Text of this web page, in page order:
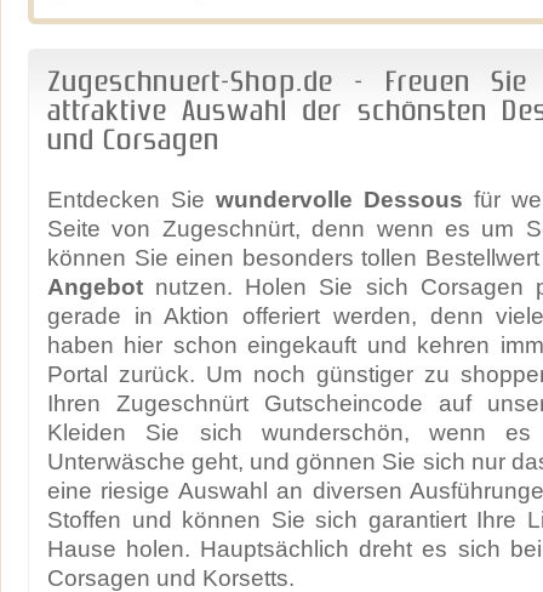
Zugeschnuert-Shop.de - Freuen
attraktive Auswahl der schönsten
und Corsagen
Entdecken Sie wundervolle Dessous für
Seite von Zugeschnürt, denn wenn es um
können Sie einen besonders tollen
Angebot nutzen. Holen Sie sich Corsagen
gerade in Aktion offeriert werden, denn
haben hier schon eingekauft und kehren
Portal zurück. Um noch günstiger zu
Ihren Zugeschnürt Gutscheincode auf
Kleiden Sie sich wunderschön, wenn
Unterwäsche geht, und gönnen Sie sich nur
eine riesige Auswahl an diversen
Stoffen und können Sie sich garantiert Ihre
Hause holen. Hauptsächlich dreht es sich
Corsagen und Korsetts.